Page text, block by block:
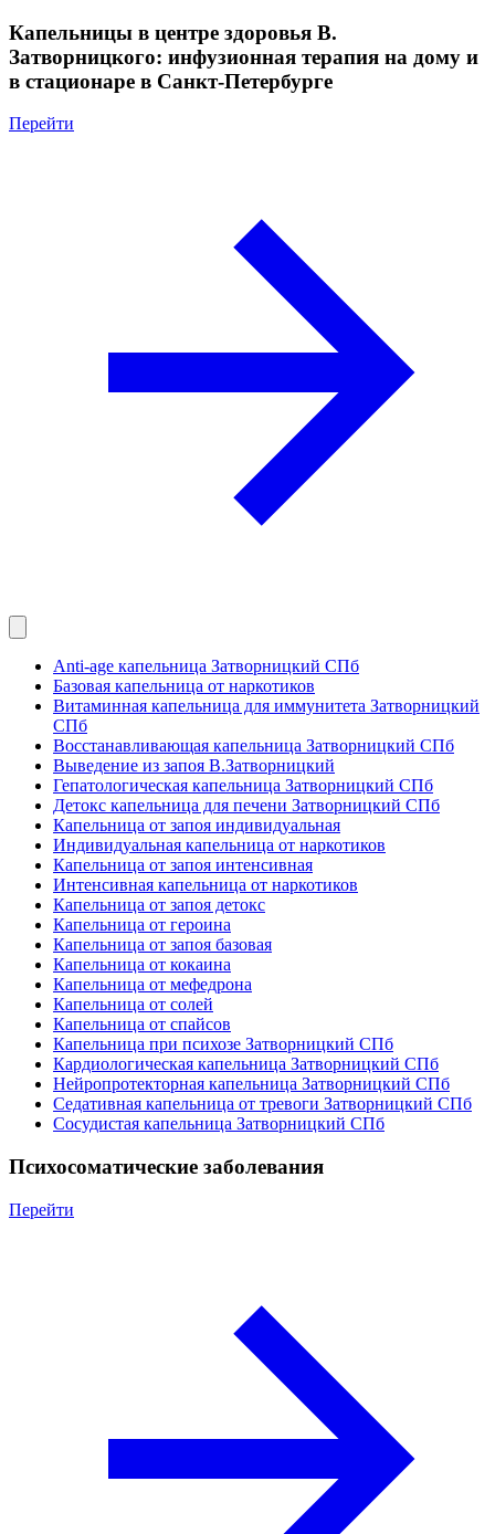
Капельницы в центре здоровья В.
Затворницкого: инфузионная терапия на дому и
в стационаре в Санкт-Петербурге
Перейти
Anti-age капельница Затворницкий СПб
Базовая капельница от наркотиков
Витаминная капельница для иммунитета Затворницкий
СПб
Восстанавливающая капельница Затворницкий СПб
Выведение из запоя В.Затворницкий
Гепатологическая капельница Затворницкий СПб
Детокс капельница для печени Затворницкий СПб
Капельница от запоя индивидуальная
Индивидуальная капельница от наркотиков
Капельница от запоя интенсивная
Интенсивная капельница от наркотиков
Капельница от запоя детокс
Капельница от героина
Капельница от запоя базовая
Капельница от кокаина
Капельница от мефедрона
Капельница от солей
Капельница от спайсов
Капельница при психозе Затворницкий СПб
Кардиологическая капельница Затворницкий СПб
Нейропротекторная капельница Затворницкий СПб
Седативная капельница от тревоги Затворницкий СПб
Сосудистая капельница Затворницкий СПб
Психосоматические заболевания
Перейти